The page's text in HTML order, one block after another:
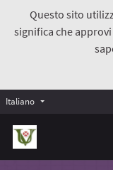
Questo sito
significa che
Italiano